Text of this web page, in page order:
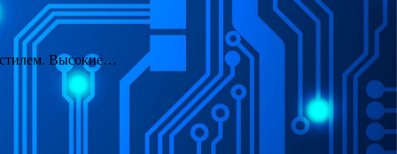
стилем. Высокие…